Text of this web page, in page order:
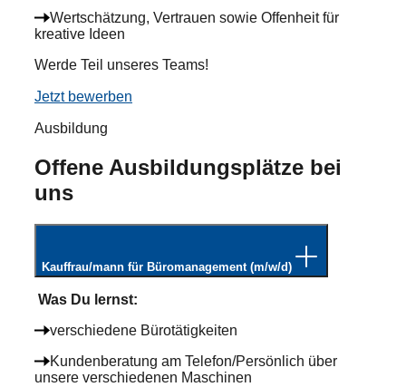
Wertschätzung, Vertrauen sowie Offenheit für
kreative Ideen
Werde Teil unseres Teams!
Jetzt bewerben
Ausbildung
Offene Ausbildungsplätze bei
uns
Kauffrau/mann für Büromanagement (m/w/d)
Was Du lernst:
verschiedene Bürotätigkeiten
Kundenberatung am Telefon/Persönlich über
unsere verschiedenen Maschinen